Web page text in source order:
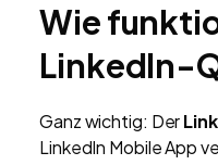
Wie
LinkedIn-
Ganz wichtig: Der
LinkedIn Mobile App